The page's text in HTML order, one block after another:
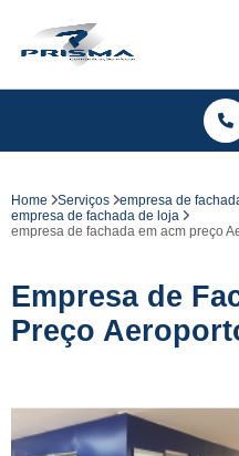
Home Serviços
empresa de
empresa de fachada de loja
empresa de fachada em acm preço
Empresa de
Preço